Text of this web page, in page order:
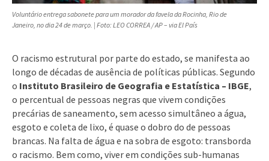
Voluntário entrega sabonete para um morador da favela da Rocinha, Rio de
Janeiro, no dia 24 de março. | Foto: LEO CORREA / AP – via El País
O racismo estrutural por parte do estado, se manifesta ao
longo de décadas de ausência de políticas públicas. Segundo
o Instituto Brasileiro de Geografia e Estatística – IBGE,
o percentual de pessoas negras que vivem condições
precárias de saneamento, sem acesso simultâneo a água,
esgoto e coleta de lixo, é quase o dobro do de pessoas
brancas. Na falta de água e na sobra de esgoto: transborda
o racismo. Bem como, viver em condições sub-humanas